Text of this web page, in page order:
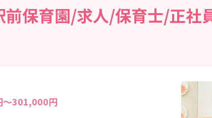
前保育園/求人/保育士/正社
301,000円